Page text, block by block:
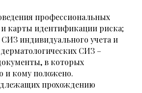
профессиональных
и карты идентификации риска;
индивидуального учета и
СИЗ –
в которых
и кому положено.
прохождению